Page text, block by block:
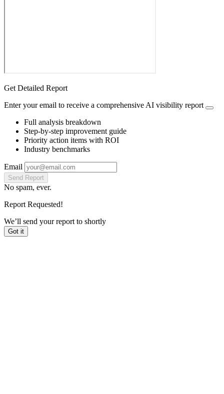
Get Detailed Report
Enter your email to receive a comprehensive AI visibility report
Full analysis breakdown
Step-by-step improvement guide
Priority action items with ROI
Industry benchmarks
Email
Send Report
No spam, ever.
Report Requested!
We’ll send your report to shortly
Got it